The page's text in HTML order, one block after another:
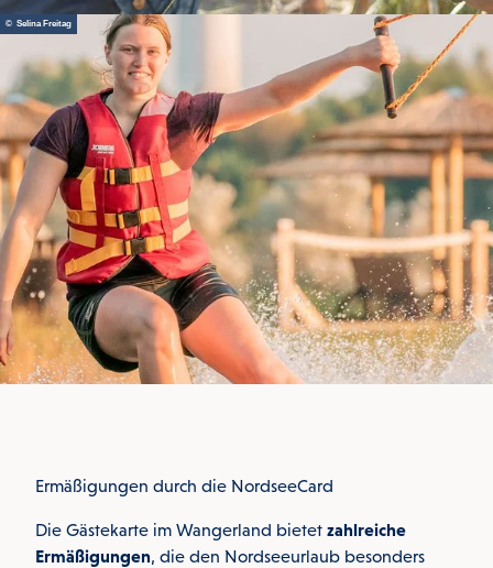
© Selina Freitag
Ermäßigungen durch die NordseeCard
Die Gästekarte im Wangerland bietet zahlreiche
Ermäßigungen, die den Nordseeurlaub besonders